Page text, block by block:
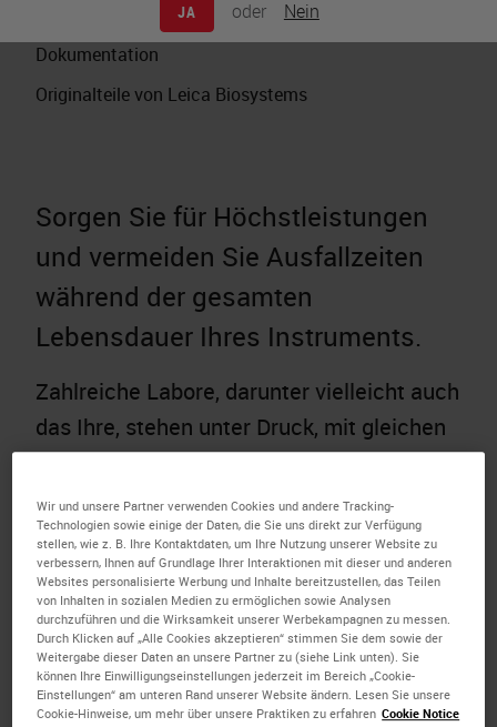
JA oder Nein
Technische Unterstützung
Dokumentation
Originalteile von Leica Biosystems
Sorgen Sie für Höchstleistungen
und vermeiden Sie Ausfallzeiten
während der gesamten
Lebensdauer Ihres Instruments.
Zahlreiche Labore, darunter vielleicht auch
das Ihre, stehen unter Druck, mit gleichen
oder gar gekürzten Mitteln Leistung und
Qualität zu erhalten und möglichst zu
verbessern. Unsere
Servicevereinbarungen, die durch Leica-
zertifizierte Außendiensttechniker erfüllt
werden, stehen für Leistung, Planbarkeit
und fixe Betriebskosten. Genießen Sie die
Vorzugsbehandlung im Kundenservice und
Wir und unsere Partner verwenden Cookies und andere Tracking-
Technologien sowie einige der Daten, die Sie uns direkt zur Verfügung
stellen, wie z. B. Ihre Kontaktdaten, um Ihre Nutzung unserer Website zu
verbessern, Ihnen auf Grundlage Ihrer Interaktionen mit dieser und anderen
Websites personalisierte Werbung und Inhalte bereitzustellen, das Teilen
von Inhalten in sozialen Medien zu ermöglichen sowie Analysen
durchzuführen und die Wirksamkeit unserer Werbekampagnen zu messen.
Durch Klicken auf „Alle Cookies akzeptieren“ stimmen Sie dem sowie der
Weitergabe dieser Daten an unsere Partner zu (siehe Link unten). Sie
können Ihre Einwilligungseinstellungen jederzeit im Bereich „Cookie-
Einstellungen“ am unteren Rand unserer Website ändern. Lesen Sie unsere
Cookie-Hinweise, um mehr über unsere Praktiken zu erfahren Cookie Notice